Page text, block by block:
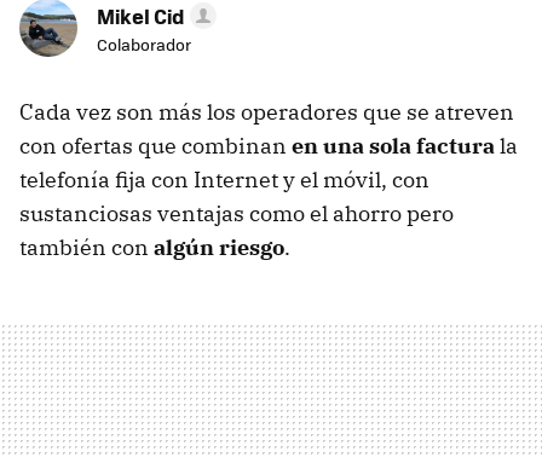
Mikel Cid
Colaborador
Cada vez son más los operadores que se atreven
con ofertas que combinan en una sola facturala
telefonía fija con Internet y el móvil, con
sustanciosas ventajas como el ahorro pero
también con algún riesgo.